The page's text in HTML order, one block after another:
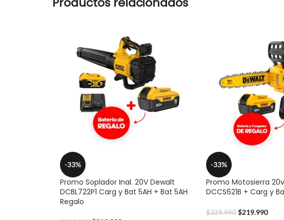
-33%
Promo Soplador Inal. 20V Dewalt
DCBL722P1 Carg y Bat 5AH + Bat 5AH
Regalo
-33%
Promo Motosierra 20v
DCCS621B + Carg y
$329.990 $219.990